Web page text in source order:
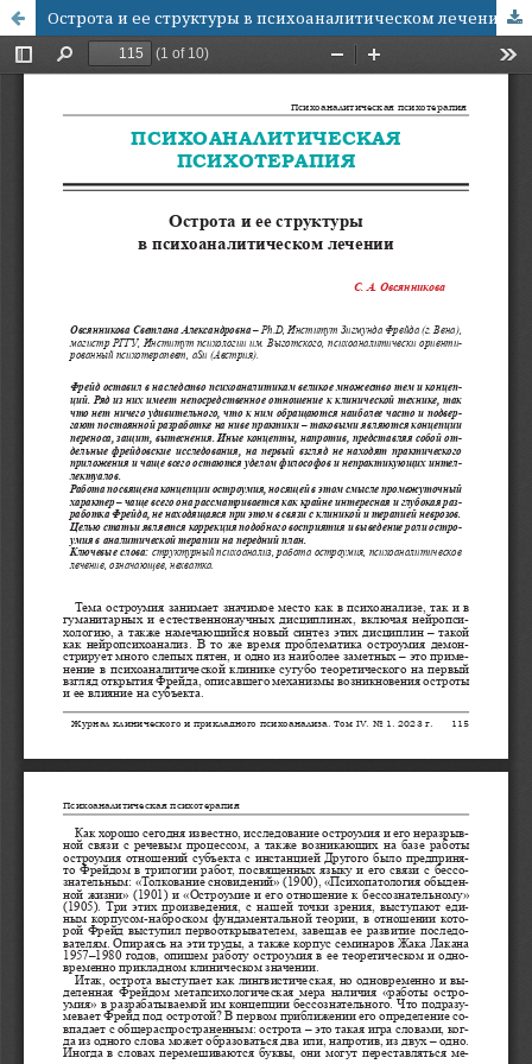
Острота и ее структуры в психоаналитическом лечении